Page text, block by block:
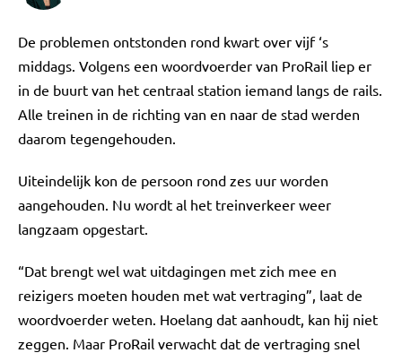
De problemen ontstonden rond kwart over vijf ‘s
middags. Volgens een woordvoerder van ProRail liep er
in de buurt van het centraal station iemand langs de rails.
Alle treinen in de richting van en naar de stad werden
daarom tegengehouden.
Uiteindelijk kon de persoon rond zes uur worden
aangehouden. Nu wordt al het treinverkeer weer
langzaam opgestart.
“Dat brengt wel wat uitdagingen met zich mee en
reizigers moeten houden met wat vertraging”, laat de
woordvoerder weten. Hoelang dat aanhoudt, kan hij niet
zeggen. Maar ProRail verwacht dat de vertraging snel